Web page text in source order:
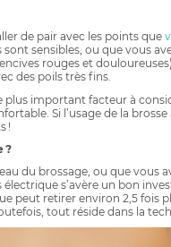
de pair avec les points que
sont sensibles, ou que vous
rouges et
des poils très fins.
plus important facteur à
Si l’usage de la
!
?
du brossage, ou que vous
s’avère un bon
peut retirer environ 2,5 fois
tout réside dans la